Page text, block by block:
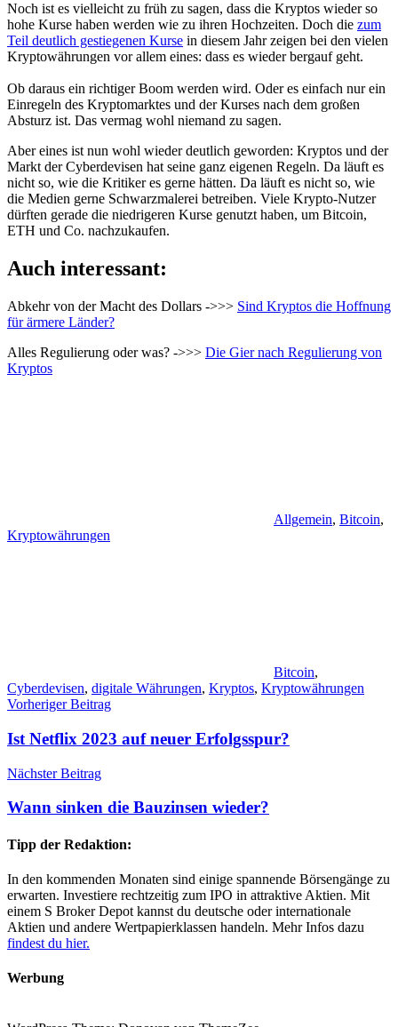
Noch ist es vielleicht zu früh zu sagen, dass die Kryptos wieder so
hohe Kurse haben werden wie zu ihren Hochzeiten. Doch die zum
Teil deutlich gestiegenen Kurse in diesem Jahr zeigen bei den vielen
Kryptowährungen vor allem eines: dass es wieder bergauf geht.
Ob daraus ein richtiger Boom werden wird. Oder es einfach nur ein
Einregeln des Kryptomarktes und der Kurses nach dem großen
Absturz ist. Das vermag wohl niemand zu sagen.
Aber eines ist nun wohl wieder deutlich geworden: Kryptos und der
Markt der Cyberdevisen hat seine ganz eigenen Regeln. Da läuft es
nicht so, wie die Kritiker es gerne hätten. Da läuft es nicht so, wie
die Medien gerne Schwarzmalerei betreiben. Viele Krypto-Nutzer
dürften gerade die niedrigeren Kurse genutzt haben, um Bitcoin,
ETH und Co. nachzukaufen.
Auch interessant:
Abkehr von der Macht des Dollars ->>> Sind Kryptos die Hoffnung
für ärmere Länder?
Alles Regulierung oder was? ->>> Die Gier nach Regulierung von
Kryptos
Allgemein, Bitcoin,
Kryptowährungen
Bitcoin,
Cyberdevisen, digitale Währungen, Kryptos, Kryptowährungen
Beitragsnavigation
Vorheriger Beitrag
Ist Netflix 2023 auf neuer Erfolgsspur?
Nächster Beitrag
Wann sinken die Bauzinsen wieder?
Tipp der Redaktion:
In den kommenden Monaten sind einige spannende Börsengänge zu
erwarten. Investiere rechtzeitig zum IPO in attraktive Aktien. Mit
einem S Broker Depot kannst du deutsche oder internationale
Aktien und andere Wertpapierklassen handeln. Mehr Infos dazu
findest du hier.
Werbung